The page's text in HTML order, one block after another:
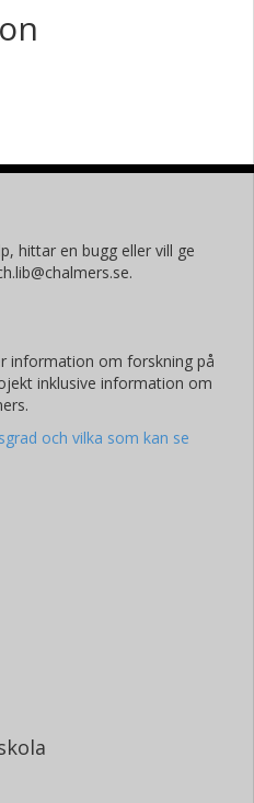
hittar en bugg eller vill ge
information om forskning på
inklusive information om
och vilka som kan se